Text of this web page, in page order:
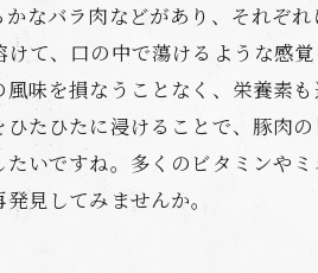
なバラ肉などがあり、それぞ
て、口の中で蕩けるような感
味を損なうことなく、栄養素
たひたに浸けることで、豚肉
いですね。多くのビタミンや
見してみませんか。